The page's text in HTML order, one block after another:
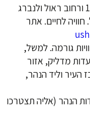
מוזיאון השואה הממוקם בין רחוב 14 ורחוב ראול ולנברג
לחיים. אתר
גורמה. למשל,
מדליק, אזור
וליד הנהר,
הנהר (אליה תצטרכו